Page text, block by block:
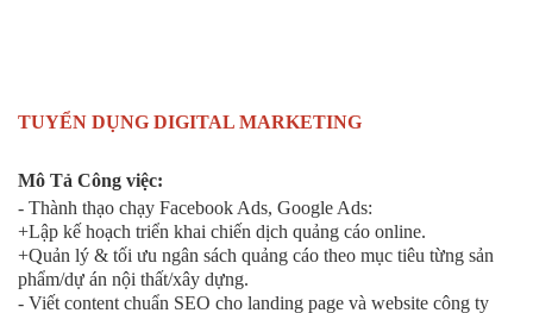
TUYỂN DỤNG DIGITAL MARKETING
Mô Tả Công việc:
- Thành thạo chạy Facebook Ads, Google Ads:
+Lập kế hoạch triển khai chiến dịch quảng cáo online.
+Quản lý & tối ưu ngân sách quảng cáo theo mục tiêu từng sản
phẩm/dự án nội thất/xây dựng.
- Viết content chuẩn SEO cho landing page và website công ty